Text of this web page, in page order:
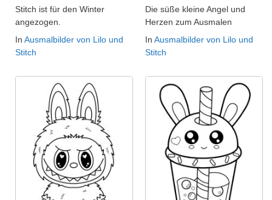
Stitch ist für den Winter
angezogen.
In Ausmalbilder von Lilo und
Stitch
Die süße kleine Angel und
Herzen zum Ausmalen
In Ausmalbilder von Lilo und
Stitch